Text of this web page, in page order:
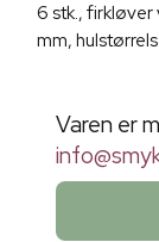
6 stk.,
mm,
Varen er